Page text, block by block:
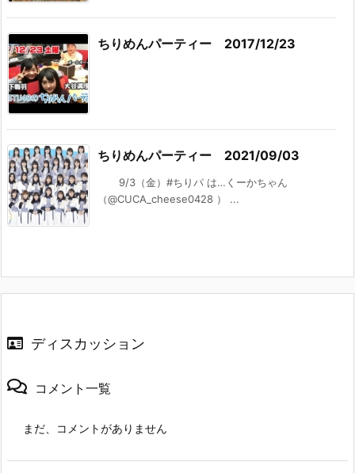
ちりめんパーティー 2017/12/23
ちりめんパーティー 2021/09/03
9/3（金）#ちりパ は…くーかちゃん
（@CUCA_cheese0428 ） ...
ディスカッション
コメント一覧
まだ、コメントがありません